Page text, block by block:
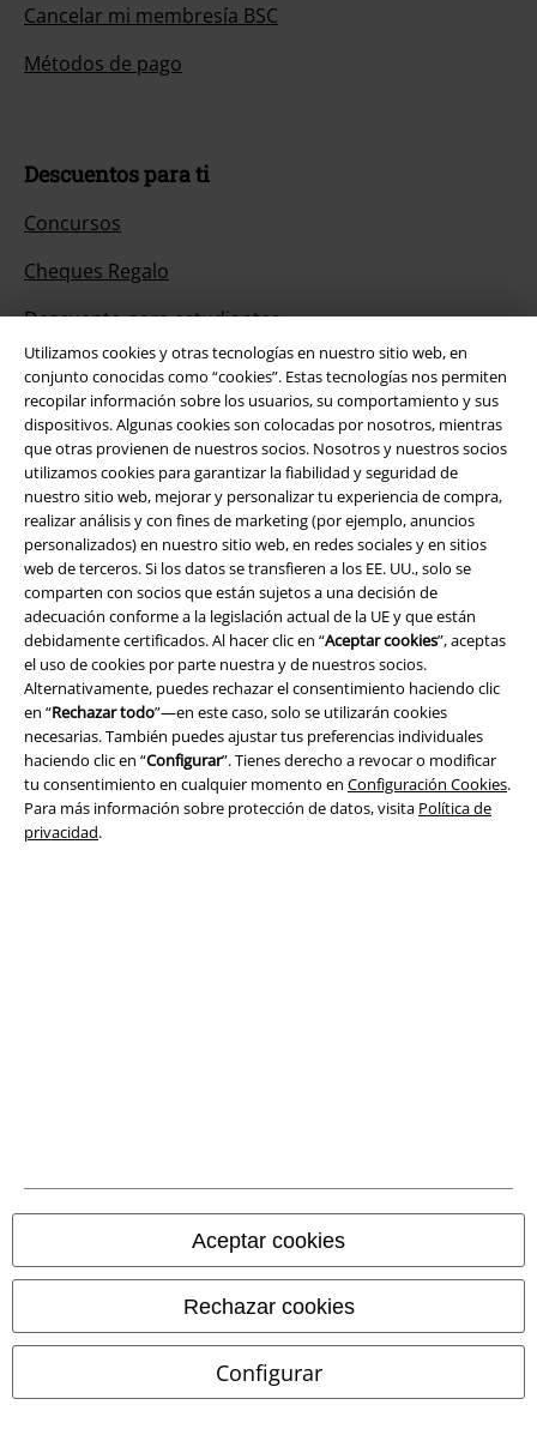
Utilizamos cookies y otras tecnologías en nuestro sitio web, en
conjunto conocidas como “cookies”. Estas tecnologías nos permiten
recopilar información sobre los usuarios, su comportamiento y sus
dispositivos. Algunas cookies son colocadas por nosotros, mientras
que otras provienen de nuestros socios. Nosotros y nuestros socios
utilizamos cookies para garantizar la fiabilidad y seguridad de
nuestro sitio web, mejorar y personalizar tu experiencia de compra,
realizar análisis y con fines de marketing (por ejemplo, anuncios
personalizados) en nuestro sitio web, en redes sociales y en sitios
web de terceros. Si los datos se transfieren a los EE. UU., solo se
comparten con socios que están sujetos a una decisión de
adecuación conforme a la legislación actual de la UE y que están
debidamente certificados. Al hacer clic en “Aceptar cookies”, aceptas
el uso de cookies por parte nuestra y de nuestros socios.
Alternativamente, puedes rechazar el consentimiento haciendo clic
en “Rechazar todo”—en este caso, solo se utilizarán cookies
necesarias. También puedes ajustar tus preferencias individuales
haciendo clic en “Configurar”. Tienes derecho a revocar o modificar
tu consentimiento en cualquier momento en Configuración Cookies.
Para más información sobre protección de datos, visita Política de
privacidad.
Aceptar cookies
Rechazar cookies
Configurar
Cancelar mi membresía BSC
Métodos de pago
Descuentos para ti
Concursos
Cheques Regalo
Descuento para estudiantes
EMP Backstage Club
Sobre EMP
EMP Eventos
Programa de Afiliados
Sostenibilidad
bancaria por
Contrareembolso